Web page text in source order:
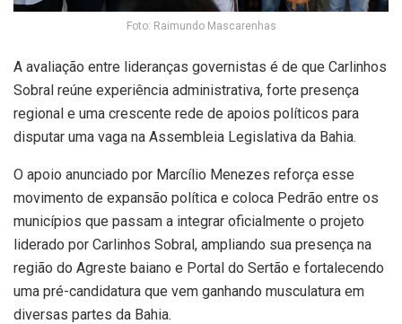
Foto: Raimundo Mascarenhas
A avaliação entre lideranças governistas é de que Carlinhos
Sobral reúne experiência administrativa, forte presença
regional e uma crescente rede de apoios políticos para
disputar uma vaga na Assembleia Legislativa da Bahia.
O apoio anunciado por Marcílio Menezes reforça esse
movimento de expansão política e coloca Pedrão entre os
municípios que passam a integrar oficialmente o projeto
liderado por Carlinhos Sobral, ampliando sua presença na
região do Agreste baiano e Portal do Sertão e fortalecendo
uma pré-candidatura que vem ganhando musculatura em
diversas partes da Bahia.